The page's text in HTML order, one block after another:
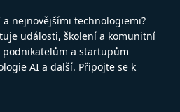
a nejnovějšími technologiemi?
události, školení a komunitní
a startupům
AI a další. Připojte se k